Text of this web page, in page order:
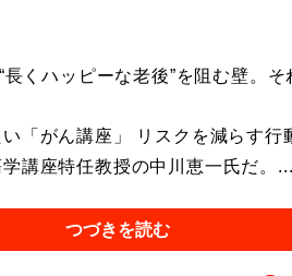
くハッピーな老後”を阻む壁。そ
「がん講座」 リスクを減らす行
講座特任教授の中川恵一氏だ。...
つづきを読む